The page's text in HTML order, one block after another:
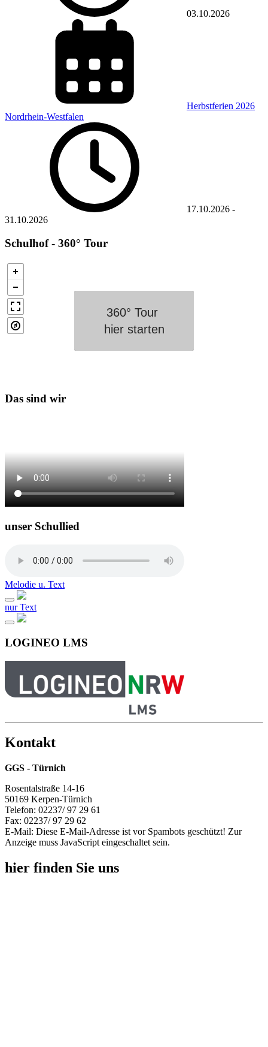
03.10.2026
Herbstferien 2026
Nordrhein-Westfalen
17.10.2026 -
31.10.2026
Schulhof - 360° Tour
Load
Panorama
Das sind wir
unser Schullied
Melodie u. Text
nur Text
LOGINEO LMS
Kontakt
GGS - Türnich
Rosentalstraße 14-16
50169 Kerpen-Türnich
Telefon: 02237/ 97 29 61
Fax: 02237/ 97 29 62
E-Mail: Diese E-Mail-Adresse ist vor Spambots geschützt! Zur
Anzeige muss JavaScript eingeschaltet sein.
hier finden Sie uns